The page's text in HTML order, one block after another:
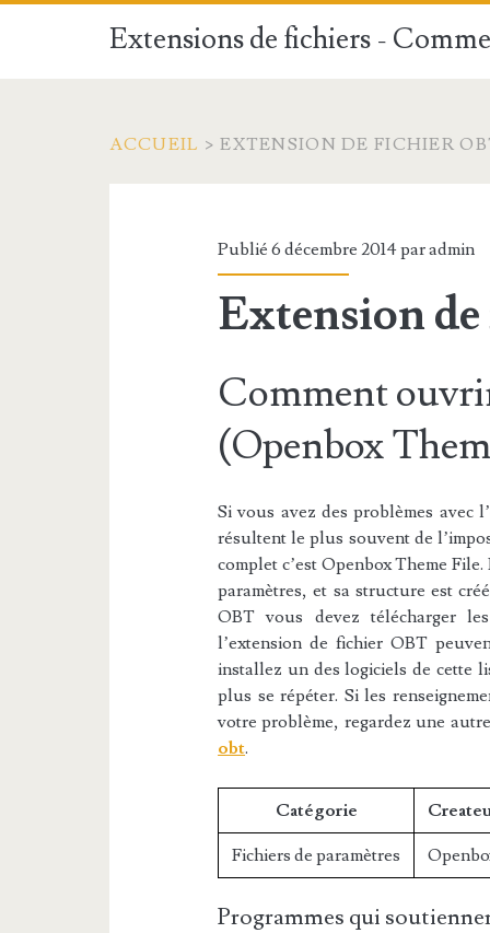
Extensions de fichiers -
ACCUEIL > EXTENSION DE FICHIER
Publié 6 décembre 2014 paradmin
Extension
Comment
(Openbox
Si vous avez des problèmes avec
résultent le plus souvent de
complet c’est Openbox Theme
paramètres, et sa structure est
OBT vous devez télécharger
l’extension de fichier OBT
installez un des logiciels de cette
plus se répéter. Si les
votre problème, regardez une
obt.
Catégorie
Fichiers de paramètres
Programmes qui